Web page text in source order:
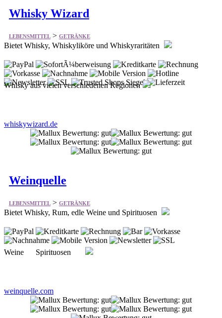
Whisky Wizard
LEBENSMITTEL > GETRÄNKE
Bietet Whisky, Whiskyliköre und Whiskyraritäten
Whisky aus vielen verschiedenen Regionen
whiskywizard.de
Weinquelle
LEBENSMITTEL > GETRÄNKE
Bietet Whisky, Rum, edle Weine und Spirituosen
Weine Spirituosen
weinquelle.com